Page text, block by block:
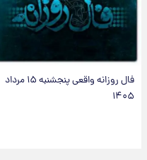
فال روزانه واقعی پنجشنبه ۱۵ مرداد
۱۴۰۵